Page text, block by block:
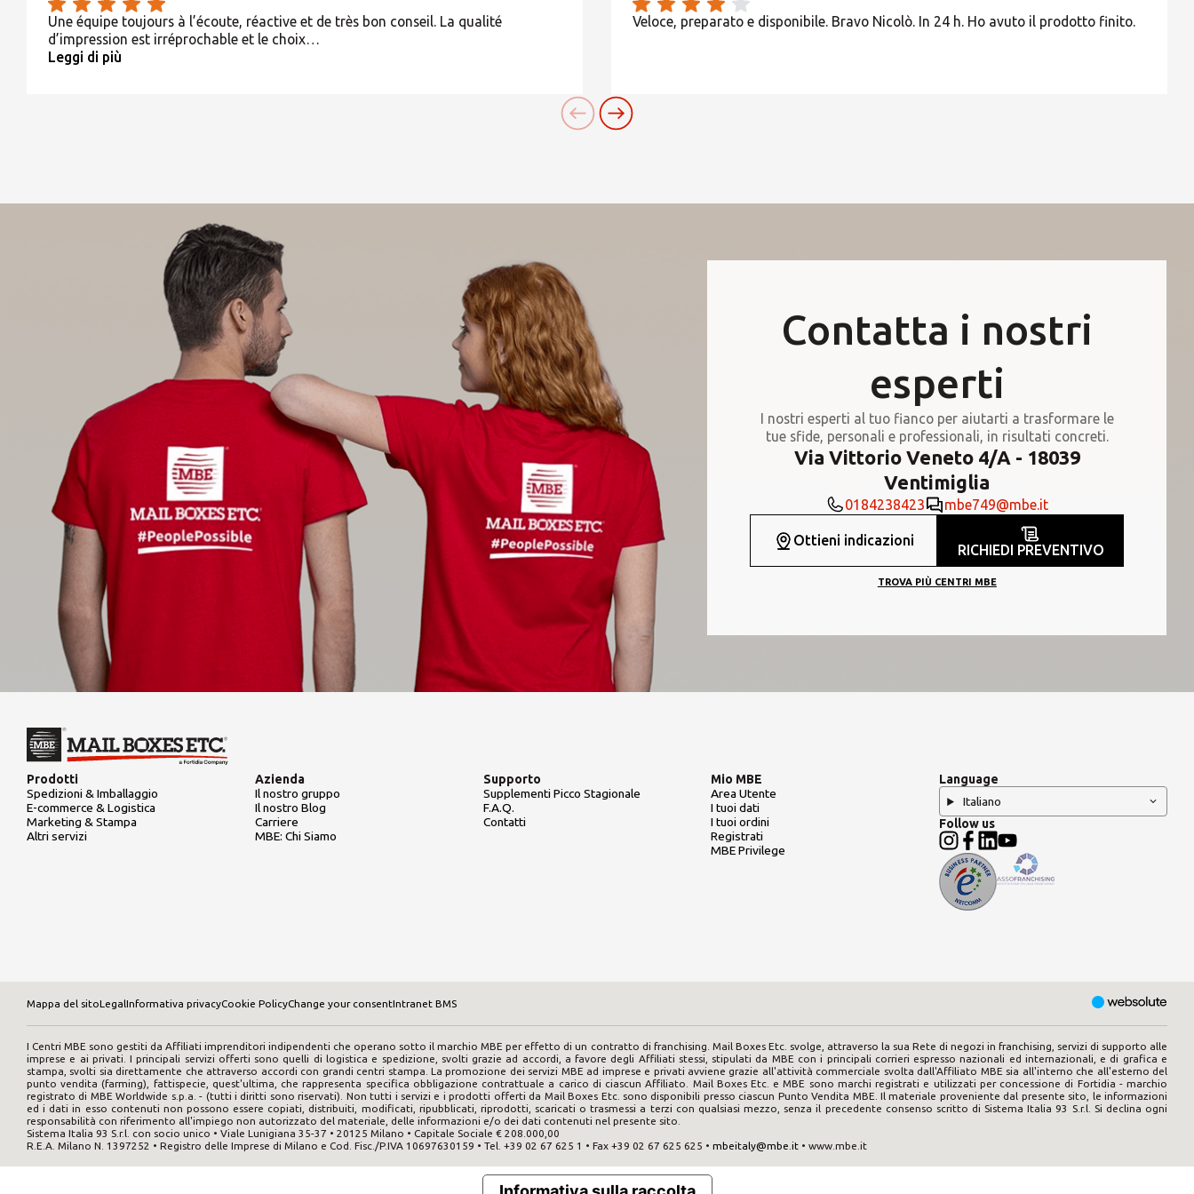
Une équipe toujours à l’écoute, réactive et de très bon conseil. La qualité
d’impression est irréprochable et le choix…
Leggi di più
Veloce, preparato e disponibile. Bravo Nicolò. In 24 h. Ho avuto il prodotto finito.
Contatta i nostri
esperti
I nostri esperti al tuo fianco per aiutarti a trasformare le
tue sfide, personali e professionali, in risultati concreti.
Via Vittorio Veneto 4/A - 18039
Ventimiglia
0184238423 mbe749@mbe.it
Ottieni indicazioni
RICHIEDI PREVENTIVO
TROVA PIÙ CENTRI MBE
Prodotti
Spedizioni & Imballaggio
E-commerce & Logistica
Marketing & Stampa
Altri servizi
Azienda
Il nostro gruppo
Il nostro Blog
Carriere
MBE: Chi Siamo
Supporto
Supplementi Picco Stagionale
F.A.Q.
Contatti
Mio MBE
Area Utente
I tuoi dati
I tuoi ordini
Registrati
MBE Privilege
Language
Italiano
Follow us
Mappa del sitoLegalInformativa privacyCookie PolicyChange your consentIntranet BMS
I Centri MBE sono gestiti da Affiliati imprenditori indipendenti che operano sotto il marchio MBE per effetto di un contratto di franchising. Mail Boxes Etc. svolge, attraverso la sua Rete di negozi in franchising, servizi di supporto alle
imprese e ai privati. I principali servizi offerti sono quelli di logistica e spedizione, svolti grazie ad accordi, a favore degli Affiliati stessi, stipulati da MBE con i principali corrieri espresso nazionali ed internazionali, e di grafica e
stampa, svolti sia direttamente che attraverso accordi con grandi centri stampa. La promozione dei servizi MBE ad imprese e privati avviene grazie all'attività commerciale svolta dall'Affiliato MBE sia all'interno che all'esterno del
punto vendita (farming), fattispecie, quest'ultima, che rappresenta specifica obbligazione contrattuale a carico di ciascun Affiliato. Mail Boxes Etc. e MBE sono marchi registrati e utilizzati per concessione di Fortidia - marchio
registrato di MBE Worldwide s.p.a. - (tutti i diritti sono riservati). Non tutti i servizi e i prodotti offerti da Mail Boxes Etc. sono disponibili presso ciascun Punto Vendita MBE. Il materiale proveniente dal presente sito, le informazioni
ed i dati in esso contenuti non possono essere copiati, distribuiti, modificati, ripubblicati, riprodotti, scaricati o trasmessi a terzi con qualsiasi mezzo, senza il precedente consenso scritto di Sistema Italia 93 S.r.l. Si declina ogni
responsabilità con riferimento all'impiego non autorizzato del materiale, delle informazioni e/o dei dati contenuti nel presente sito.
Sistema Italia 93 S.r.l. con socio unico • Viale Lunigiana 35-37 • 20125 Milano • Capitale Sociale € 208.000,00
R.E.A. Milano N. 1397252 • Registro delle Imprese di Milano e Cod. Fisc./P.IVA 10697630159 • Tel. +39 02 67 625 1 • Fax +39 02 67 625 625 • mbeitaly@mbe.it • www.mbe.it